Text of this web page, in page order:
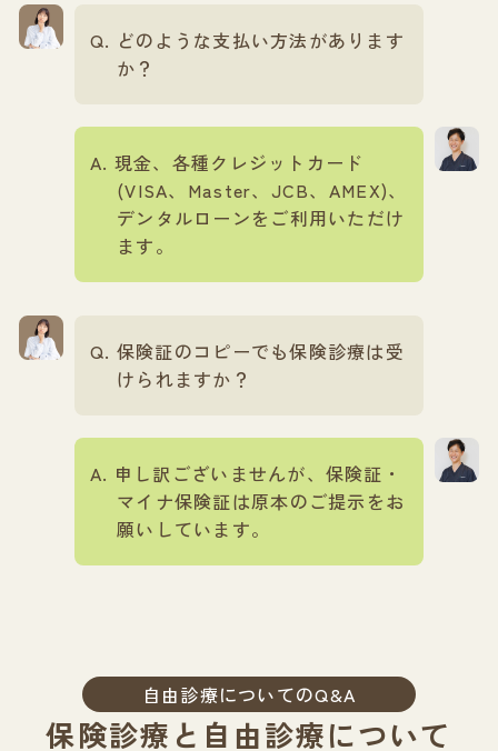
どのような支払い方法があります
か？
現金、各種クレジットカード
(VISA、Master、JCB、AMEX)、
デンタルローンをご利用いただけ
ます。
保険証のコピーでも保険診療は受
けられますか？
申し訳ございませんが、保険証・
マイナ保険証は原本のご提示をお
願いしています。
自由診療についてのQ&A
保険診療と自由診療について